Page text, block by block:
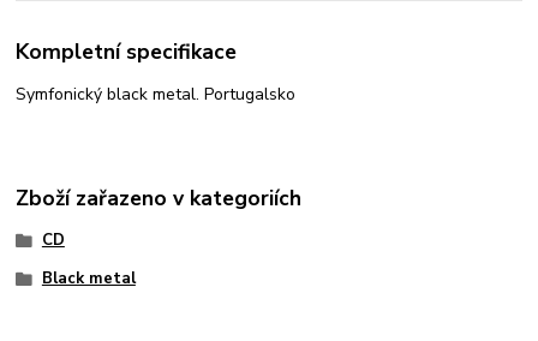
Kompletní specifikace
Symfonický black metal. Portugalsko
Zboží zařazeno v kategoriích
CD
Black metal